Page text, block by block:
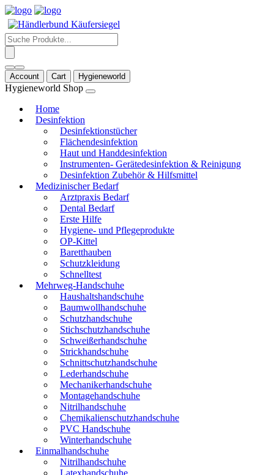
Products
search
Account Cart Hygieneworld
Hygieneworld Shop
Home
Desinfektion
Desinfektionstücher
Flächendesinfektion
Haut und Handdesinfektion
Instrumenten- Gerätedesinfektion & Reinigung
Desinfektion Zubehör & Hilfsmittel
Medizinischer Bedarf
Arztpraxis Bedarf
Dental Bedarf
Erste Hilfe
Hygiene- und Pflegeprodukte
OP-Kittel
Baretthauben
Schutzkleidung
Schnelltest
Mehrweg-Handschuhe
Haushaltshandschuhe
Baumwollhandschuhe
Schutzhandschuhe
Stichschutzhandschuhe
Schweißerhandschuhe
Strickhandschuhe
Schnittschutzhandschuhe
Lederhandschuhe
Mechanikerhandschuhe
Montagehandschuhe
Nitrilhandschuhe
Chemikalienschutzhandschuhe
PVC Handschuhe
Winterhandschuhe
Einmalhandschuhe
Nitrilhandschuhe
Latexhandschuhe